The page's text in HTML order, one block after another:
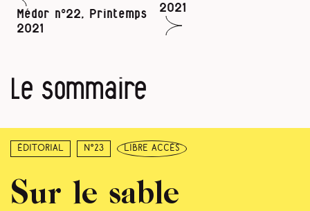
Médor n°22, Printemps
2021
2021
Le sommaire
Éditorial N°23 libre accès
Sur le sable